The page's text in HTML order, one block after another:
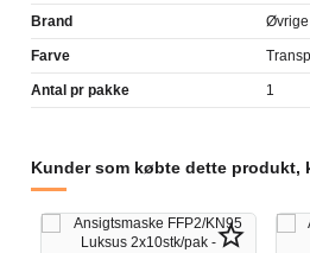
Brand Øvrige
Farve
Antal pr pakke 1
Kunder som købte dette produkt,
star_border